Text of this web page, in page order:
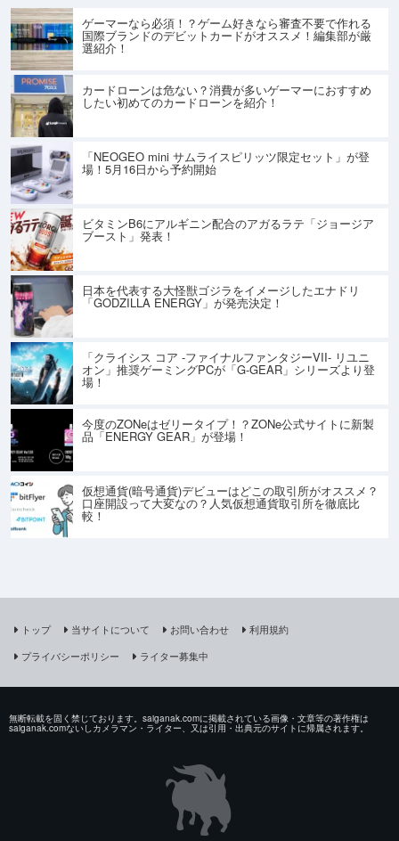
ゲーマーなら必須！？ゲーム好きなら審査不要で作れる
国際ブランドのデビットカードがオススメ！編集部が厳
選紹介！
カードローンは危ない？消費が多いゲーマーにおすすめ
したい初めてのカードローンを紹介！
「NEOGEO mini サムライスピリッツ限定セット」が登
場！5月16日から予約開始
ビタミンB6にアルギニン配合のアガるラテ「ジョージア
ブースト」発表！
日本を代表する大怪獣ゴジラをイメージしたエナドリ
「GODZILLA ENERGY」が発売決定！
「クライシス コア -ファイナルファンタジーVII- リユニ
オン」推奨ゲーミングPCが「G-GEAR」シリーズより登
場！
今度のZONeはゼリータイプ！？ZONe公式サイトに新製
品「ENERGY GEAR」が登場！
仮想通貨(暗号通貨)デビューはどこの取引所がオススメ？
口座開設って大変なの？人気仮想通貨取引所を徹底比
較！
トップ 当サイトについて お問い合わせ
利用規約
プライバシーポリシー
ライター募集中
無断転載を固く禁じております。saiganak.comに掲載されている画像・文章等の著作権は
saiganak.comないしカメラマン・ライター、又は引用・出典元のサイトに帰属されます。